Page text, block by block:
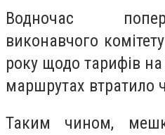
Водночас
виконавчого
року щодо тарифів
маршрутах втратило
Таким чином,